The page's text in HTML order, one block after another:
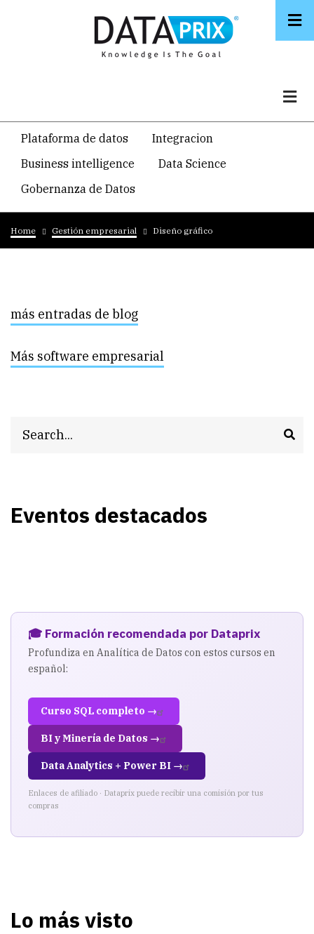
Navegacion
temática
principal
Plataforma de datos
Integracion
Business intelligence
Data Science
Gobernanza de Datos
Breadcrumb
Home Gestión empresarial Diseño gráfico
más entradas de blog
Más software empresarial
Eventos destacados
🎓 Formación recomendada por Dataprix
Profundiza en Analítica de Datos con estos cursos en
español:
Curso SQL completo →
BI y Minería de Datos →
Data Analytics + Power BI →
Enlaces de afiliado · Dataprix puede recibir una comisión por tus
compras
Lo más visto